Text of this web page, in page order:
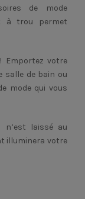
de mode
à trou permet
Emportez votre
salle de bain ou
mode qui vous
n’est laissé au
illuminera votre